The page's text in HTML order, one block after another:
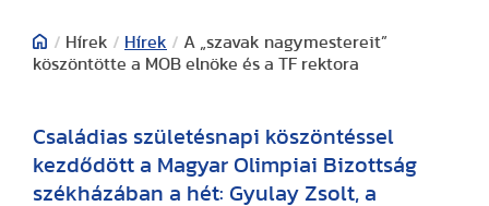
/ Hírek / Hírek / A „szavak nagymestereit”
köszöntötte a MOB elnöke és a TF rektora
Családias születésnapi köszöntéssel
kezdődött a Magyar Olimpiai Bizottság
székházában a hét: Gyulay Zsolt, a